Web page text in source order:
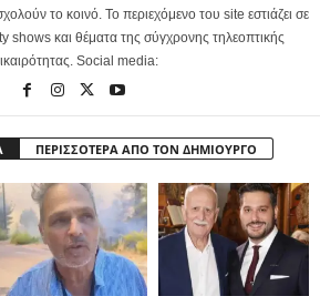
το κοινό. Το περιεχόμενο του site εστιάζει σε
shows και θέματα της σύγχρονης τηλεοπτικής
Social media:
ΠΕΡΙΣΣΟΤΕΡΑ ΑΠΟ ΤΟΝ ΔΗΜΙΟΥΡΓΟ